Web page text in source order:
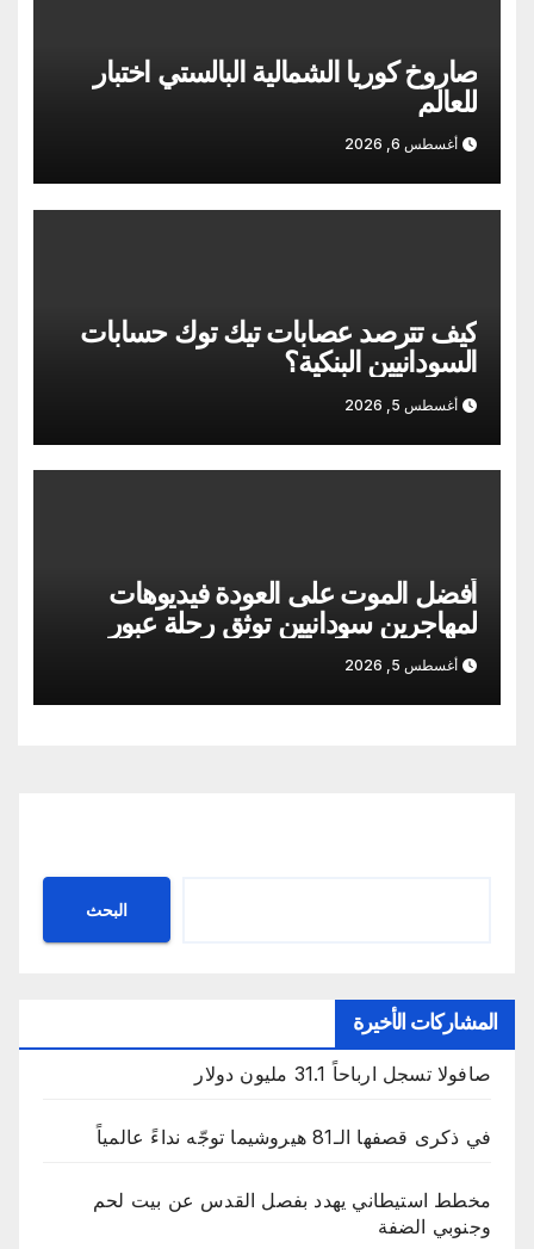
صاروخ كوريا الشمالية البالستي اختبار
للعالم
أغسطس 6, 2026
كيف تترصد عصابات تيك توك حسابات
السودانيين البنكية؟
أغسطس 5, 2026
أفضل الموت على العودة فيديوهات
لمهاجرين سودانيين توثق رحلة عبور
المخاطر واليأس
أغسطس 5, 2026
البحث
المشاركات الأخيرة
صافولا تسجل ارباحاً 31.1 مليون دولار
في ذكرى قصفها الـ81 هيروشيما توجّه نداءً عالمياً
مخطط استيطاني يهدد بفصل القدس عن بيت لحم
وجنوبي الضفة